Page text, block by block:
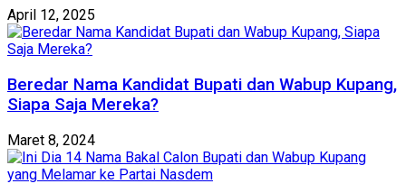
April 12, 2025
Beredar Nama Kandidat Bupati dan Wabup Kupang,
Siapa Saja Mereka?
Maret 8, 2024